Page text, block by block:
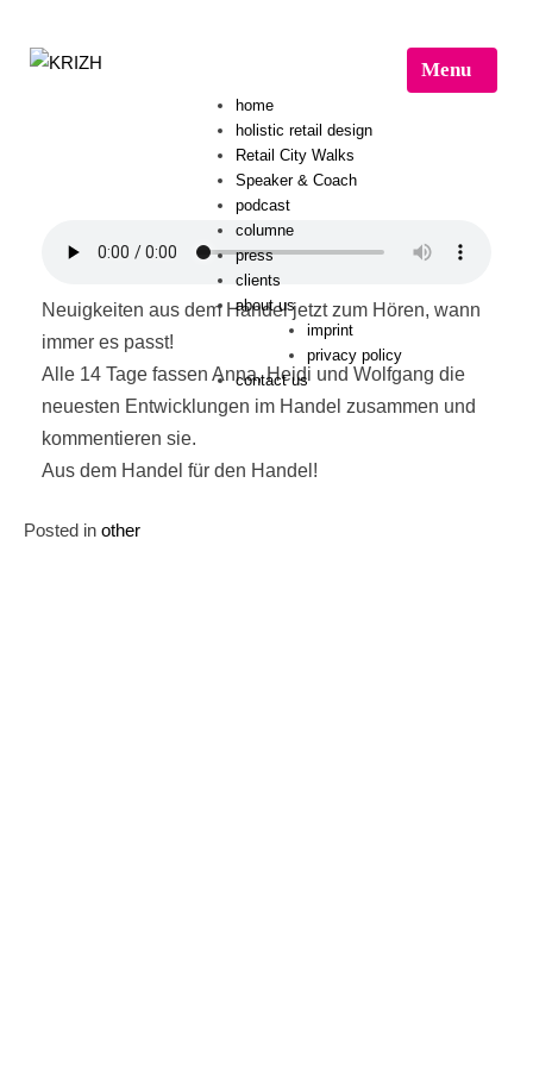
Menu
home
holistic retail design
Retail City Walks
Speaker & Coach
podcast
columne
press
clients
about us
imprint
privacy policy
contact us
Neuigkeiten aus dem Handel jetzt zum Hören, wann
immer es passt!
Alle 14 Tage fassen Anna, Heidi und Wolfgang die
neuesten Entwicklungen im Handel zusammen und
kommentieren sie.
Aus dem Handel für den Handel!
Posted in other